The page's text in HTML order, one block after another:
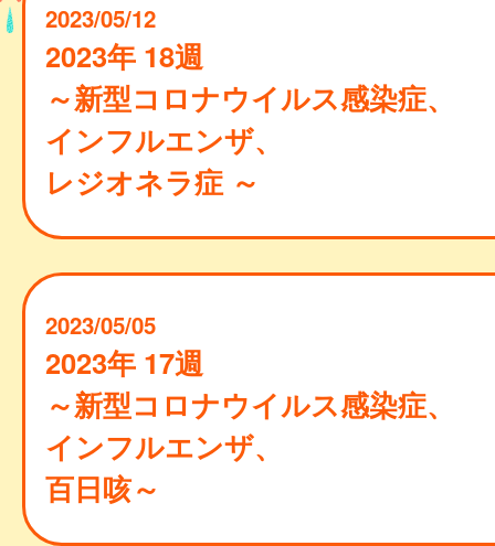
2023/05/12
2023年 18週
～新型コロナウイルス感染症、
インフルエンザ、
レジオネラ症 ～
2023/05/05
2023年 17週
～新型コロナウイルス感染症、
インフルエンザ、
百日咳～